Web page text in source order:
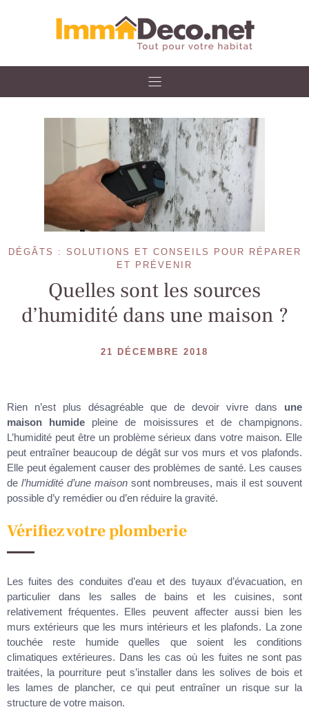
DÉGÂTS : SOLUTIONS ET CONSEILS POUR RÉPARER
ET PRÉVENIR
Quelles sont les sources
d’humidité dans une maison ?
21 DÉCEMBRE 2018
Rien n’est plus désagréable que de devoir vivre dans une
maison humide pleine de moisissures et de champignons.
L’humidité peut être un problème sérieux dans votre maison. Elle
peut entraîner beaucoup de dégât sur vos murs et vos plafonds.
Elle peut également causer des problèmes de santé. Les causes
de l’humidité d’une maisonsont nombreuses, mais il est souvent
possible d’y remédier ou d’en réduire la gravité.
Vérifiez votre plomberie
Les fuites des conduites d’eau et des tuyaux d’évacuation, en
particulier dans les salles de bains et les cuisines, sont
relativement fréquentes. Elles peuvent affecter aussi bien les
murs extérieurs que les murs intérieurs et les plafonds. La zone
touchée reste humide quelles que soient les conditions
climatiques extérieures. Dans les cas où les fuites ne sont pas
traitées, la pourriture peut s’installer dans les solives de bois et
les lames de plancher, ce qui peut entraîner un risque sur la
structure de votre maison.